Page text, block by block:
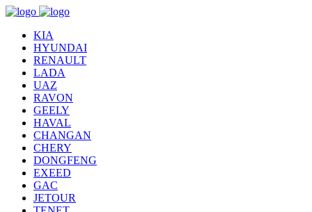
KIA
HYUNDAI
RENAULT
LADA
UAZ
RAVON
GEELY
HAVAL
CHANGAN
CHERY
DONGFENG
EXEED
GAC
JETOUR